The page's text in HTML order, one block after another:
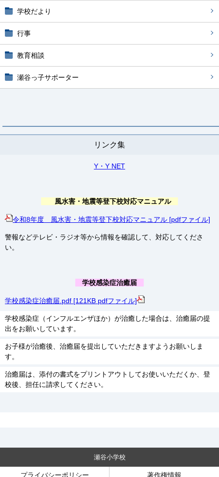
学校だより
行事
教育相談
瀬谷っ子サポーター
リンク集
Y・Y NET
風水害・地震等登下校対応マニュアル
令和8年度 風水害・地震等登下校対応マニュアル [pdfファイル]
警報などテレビ・ラジオ等から情報を確認して、対応してくださ
い。
学校感染症治癒届
学校感染症治癒届.pdf [121KB pdfファイル]
学校感染症（インフルエンザほか）が治癒した場合は、治癒届の提
出をお願いしています。
お子様が治癒後、治癒届を提出していただきますようお願いしま
す。
治癒届は、添付の書式をプリントアウトしてお使いいただくか、登
校後、担任に請求してください。
瀬谷小学校
プライバシーポリシー 著作権情報